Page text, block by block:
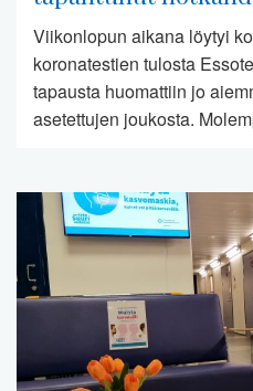
Viikonlopun aikana löytyi
koronatestien tulosta
tapausta huomattiin jo
asetettujen joukosta.